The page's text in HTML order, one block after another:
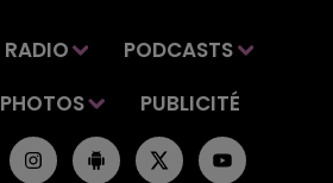
RADIO
PODCASTS
PHOTOS PUBLICITÉ